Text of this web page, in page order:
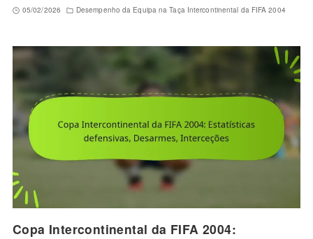
05/02/2026 Desempenho da Equipa na Taça Intercontinental da FIFA 2004
Copa Intercontinental da FIFA 2004: